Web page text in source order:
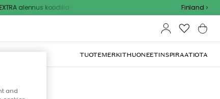
alennus koodilla Finland
TUOTEMERKITHUONEETINSPIRAATIOTA
and